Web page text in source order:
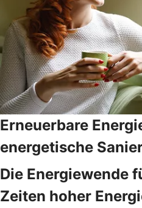
Erneuerbare
energetische
Die Energiewende
Zeiten hoher